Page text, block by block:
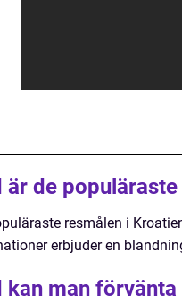
är de
resmålen i
erbjuder en
kan man